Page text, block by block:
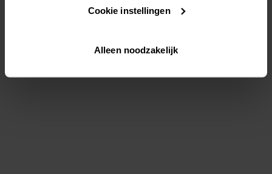
Lees hier meer over in onsprivacybeleid
Via "Cookie instellingen" kun je ook zelf instellen welke
Cookie instellingen
Alleen noodzakelijk